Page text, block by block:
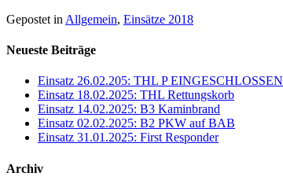
Gepostet in Allgemein, Einsätze 2018
Neueste Beiträge
Einsatz 26.02.205: THL P EINGESCHLOSSEN
Einsatz 18.02.2025: THL Rettungskorb
Einsatz 14.02.2025: B3 Kaminbrand
Einsatz 02.02.2025: B2 PKW auf BAB
Einsatz 31.01.2025: First Responder
Archiv